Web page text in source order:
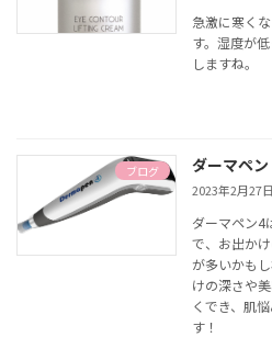
急激に寒く
す。湿度が
しますね。
ブログ ダーマペン
2023年2月27日
ダーマペン4
で、お出か
が多いかも
けの深さや
くでき、肌
す！